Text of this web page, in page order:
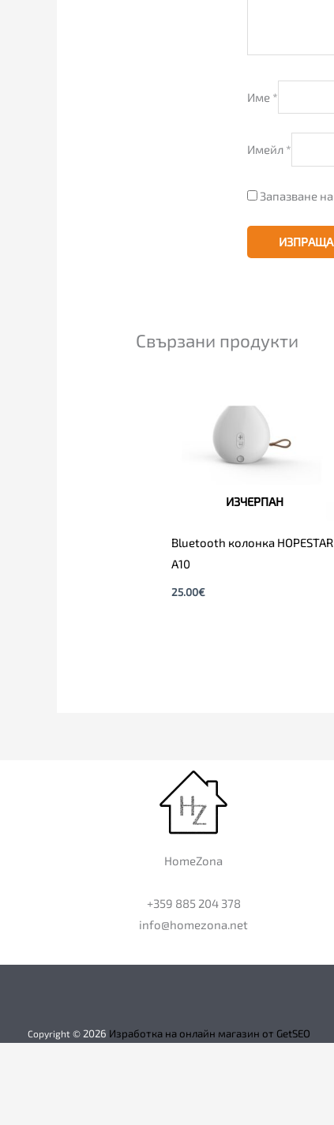
Име *
Имейл *
Запазване
Свързани продукти
ИЗЧЕРПАН
Bluetooth колонка HOPESTAR
A10
25.00€
HomeZona
+359 885 204 378
info@homezona.net
Copyright © 2026 Изработка на онлайн магазин от GetSEO